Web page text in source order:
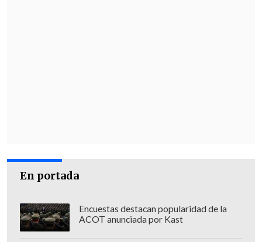
En portada
Encuestas destacan popularidad de la
ACOT anunciada por Kast